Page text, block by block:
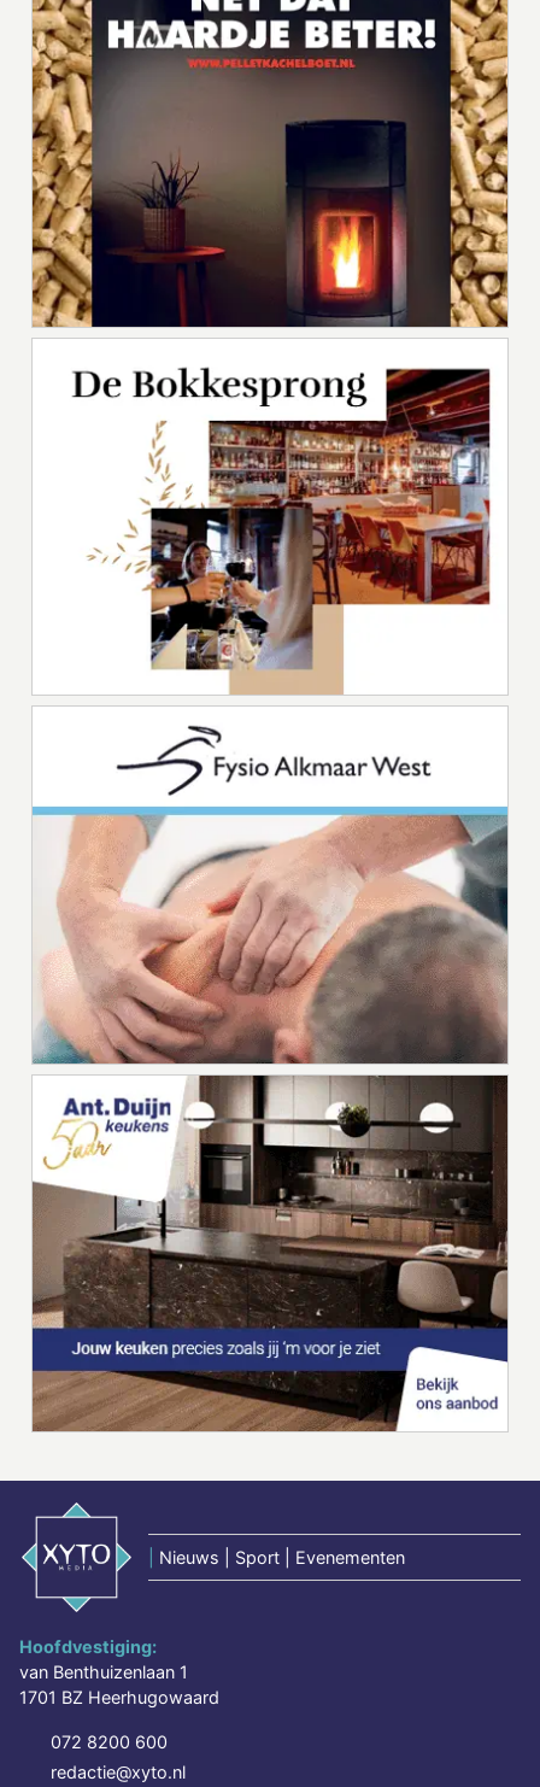
Nieuws | Sport | Evenementen
Hoofdvestiging:
van Benthuizenlaan 1
1701 BZ Heerhugowaard
072 8200 600
redactie@xyto.nl